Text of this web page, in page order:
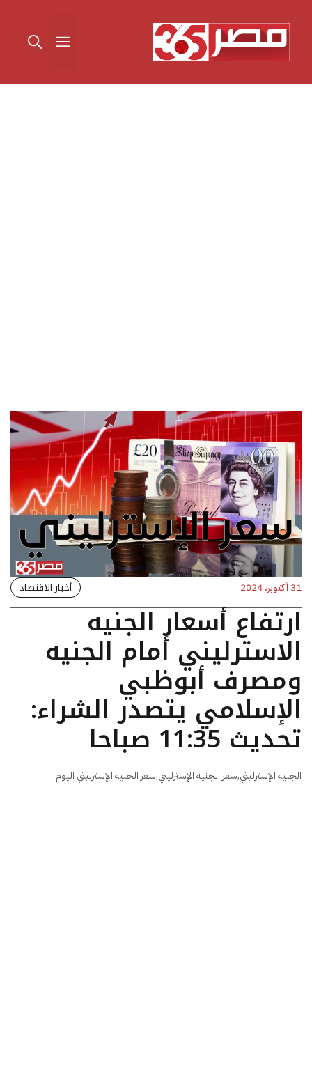
المحتوى القائمة
31 أكتوبر، 2024 أخبار الاقتصاد
ارتفاع أسعار الجنيه
الاسترليني أمام الجنيه
ومصرف أبوظبي
الإسلامي يتصدر الشراء:
تحديث 11:35 صباحا
الجنيه الإسترليني,سعر الجنيه الإسترليني,سعر الجنيه الإسترليني اليوم